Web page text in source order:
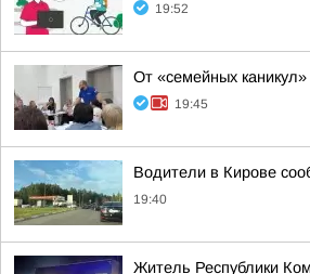
19:52
От «семейных
19:45
Водители в Кирове
19:40
Житель Республики